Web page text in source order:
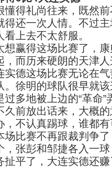
礼尚往来，既然前
得还一次人情。不过
上去不太舒服。
得这场比赛了，康
，而历来硬朗的天津
实德这场比赛无论在
。徐明的球队很早就
过多地被上边的“革命”
放出话来，大概的
，不认真踢球，谁都
场比赛不再跟裁判争
，张彭和邹捷各入一
扯平了，大连实德还